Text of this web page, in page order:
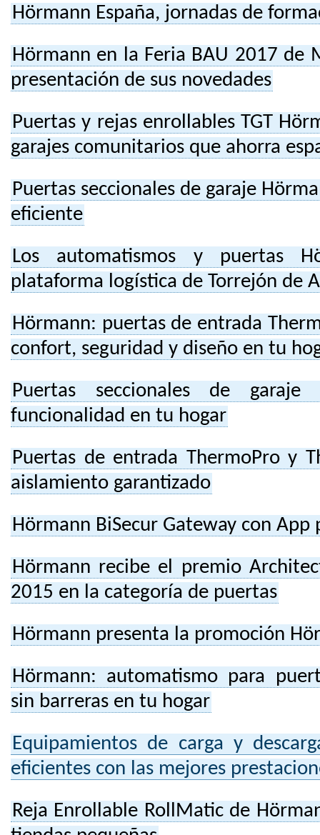
Hörmann España, jornadas de
Hörmann en la Feria BAU 2017 de
presentación de sus novedades
Puertas y rejas enrollables TGT
garajes comunitarios que ahorra
Puertas seccionales de garaje
eficiente
Los automatismos y puertas
plataforma logística de Torrejón de
Hörmann: puertas de entrada
confort, seguridad y diseño en tu
Puertas seccionales de
funcionalidad en tu hogar
Puertas de entrada ThermoPro y
aislamiento garantizado
Hörmann BiSecur Gateway con App
Hörmann recibe el premio
2015 en la categoría de puertas
Hörmann presenta la promoción
Hörmann: automatismo para
sin barreras en tu hogar
Equipamientos de carga y
eficientes con las mejores
Reja Enrollable RollMatic de